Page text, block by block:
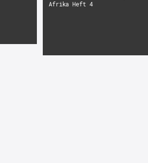
Afrika Heft 4